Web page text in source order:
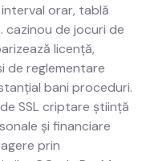
orar, tablă
de jocuri de
licență,
de reglementare
bani proceduri.
SSL criptare știință
și financiare
prin